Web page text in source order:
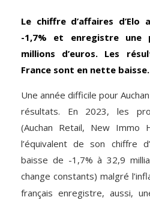
Le chiffre d’affaires d’Elo
-1,7% et enregistre
millions d’euros. Les
France sont en nette baisse.
Une année difficile pour
résultats. En 2023, les
(Auchan Retail, New Immo
l’équivalent de son chiffre
baisse de -1,7% à 32,9
change constants) malgré
français enregistre, aussi,